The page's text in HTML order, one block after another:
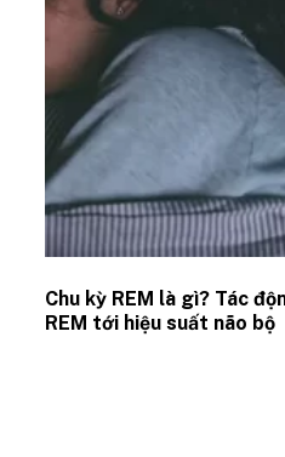
Chu kỳ REM là gì? Tác
REM tới hiệu suất não bộ